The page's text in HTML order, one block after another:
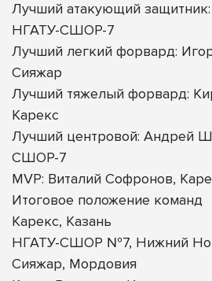
Лучший атакующий
НГАТУ-СШОР-7
Лучший легкий форвард:
Сияжар
Лучший тяжелый форвард:
Карекс
Лучший центровой: Андрей
СШОР-7
MVP: Виталий Софронов,
Итоговое положение команд
Карекс, Казань
НГАТУ-СШОР №7, Нижний
Сияжар, Мордовия